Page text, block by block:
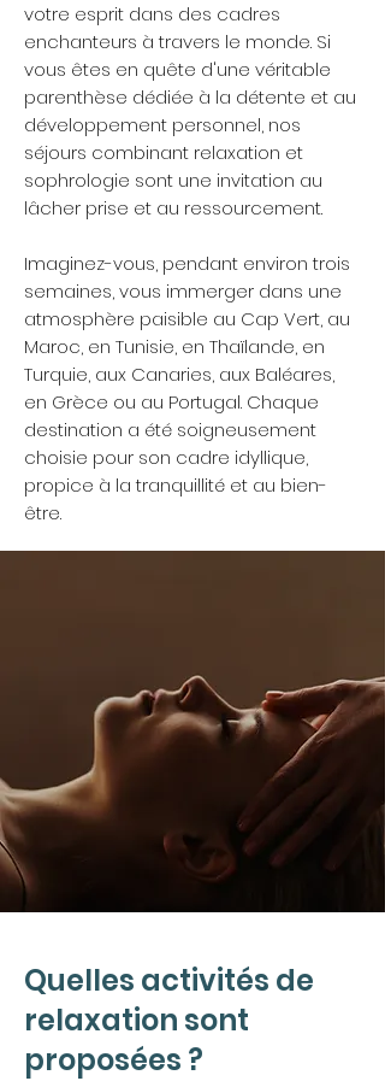
votre esprit dans des cadres
enchanteurs à travers le monde. Si
vous êtes en quête d'une véritable
parenthèse dédiée à la détente et au
développement personnel, nos
séjours combinant relaxation et
sophrologie sont une invitation au
lâcher prise et au ressourcement.
Imaginez-vous, pendant environ trois
semaines, vous immerger dans une
atmosphère paisible au Cap Vert, au
Maroc, en Tunisie, en Thaïlande, en
Turquie, aux Canaries, aux Baléares,
en Grèce ou au Portugal. Chaque
destination a été soigneusement
choisie pour son cadre idyllique,
propice à la tranquillité et au bien-
être.
Quelles activités de
relaxation sont
proposées ?